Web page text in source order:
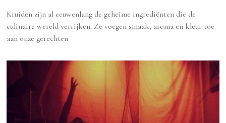
Kruiden zijn al eeuwenlang de geheime ingrediënten die de
culinaire wereld verrijken. Ze voegen smaak, aroma en kleur toe
aan onze gerechten